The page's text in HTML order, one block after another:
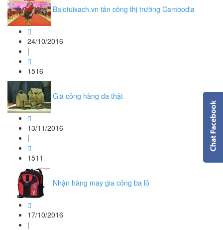
Balotuixach.vn tấn công thị trường Cambodia
24/10/2016
|
1516
Gia công hàng da thật
13/11/2016
|
1511
Nhận hàng may gia công ba lô
17/10/2016
|